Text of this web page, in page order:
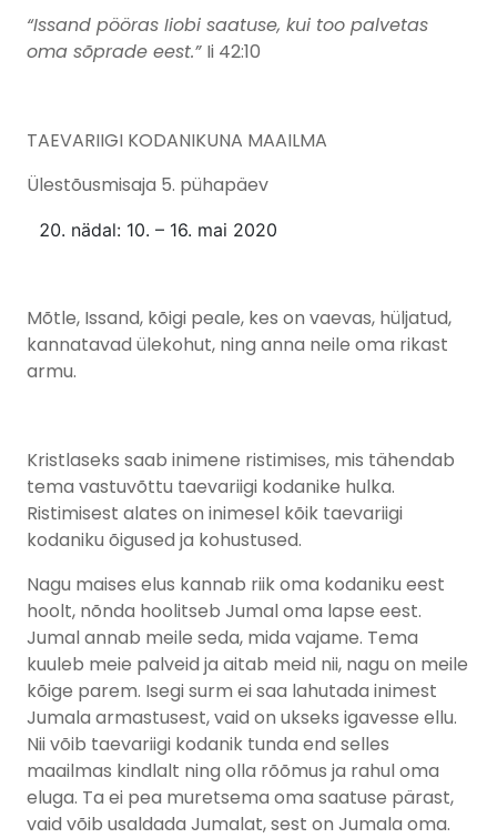
“Issand pööras Iiobi saatuse, kui too palvetas
oma sõprade eest.” Ii 42:10
TAEVARIIGI KODANIKUNA MAAILMA
Ülestõusmisaja 5. pühapäev
nädal: 10. – 16. mai 2020
Mõtle, Issand, kõigi peale, kes on vaevas, hüljatud,
kannatavad ülekohut, ning anna neile oma rikast
armu.
Kristlaseks saab inimene ristimises, mis tähendab
tema vastuvõttu taevariigi kodanike hulka.
Ristimisest alates on inimesel kõik taevariigi
kodaniku õigused ja kohustused.
Nagu maises elus kannab riik oma kodaniku eest
hoolt, nõnda hoolitseb Jumal oma lapse eest.
Jumal annab meile seda, mida vajame. Tema
kuuleb meie palveid ja aitab meid nii, nagu on meile
kõige parem. Isegi surm ei saa lahutada inimest
Jumala armastusest, vaid on ukseks igavesse ellu.
Nii võib taevariigi kodanik tunda end selles
maailmas kindlalt ning olla rõõmus ja rahul oma
eluga. Ta ei pea muretsema oma saatuse pärast,
vaid võib usaldada Jumalat, sest on Jumala oma.